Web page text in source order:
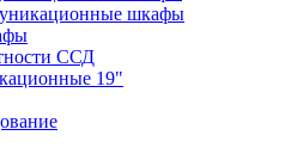
шкафы
ССД
19"